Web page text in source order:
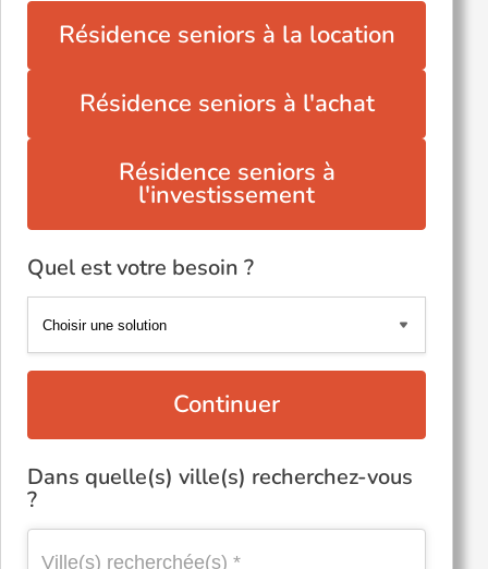
Résidence seniors à la location
Résidence seniors à l'achat
Résidence seniors à
l'investissement
Quel est votre besoin ?
Continuer
Dans quelle(s) ville(s) recherchez-vous
?